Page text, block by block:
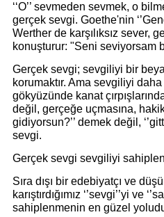
‘‘O’’ sevmeden sevmek, o
gerçek sevgi. Goethe'nin
Werther de karşılıksız sever,
konuşturur: "Seni seviyorsam
Gerçek sevgi; sevgiliyi bir
korumaktır. Ama sevgiliyi
gökyüzünde kanat
değil, gerçeğe uçmasına,
gidiyorsun?’’ demek değil,
sevgi.
Gerçek sevgi sevgiliyi
Sıra dışı bir edebiyatçı ve
karıştırdığımız ‘’sevgi’’yi ve
sahiplenmenin en güzel